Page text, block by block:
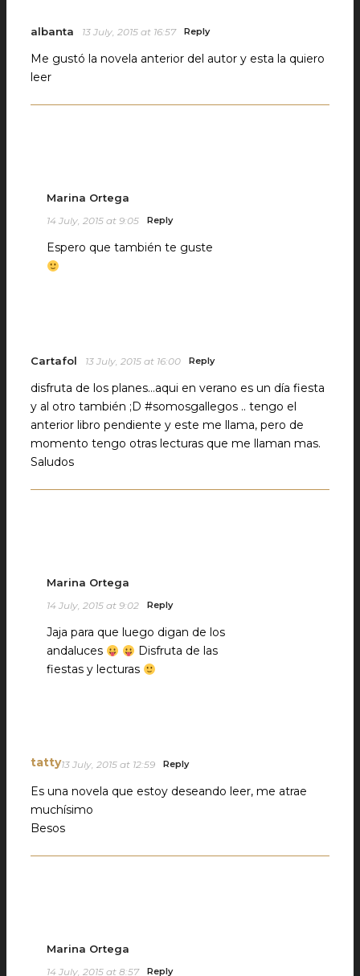
albanta 13 July, 2015 at 16:57 Reply
Me gustó la novela anterior del autor y esta la quiero
leer
Marina Ortega
14 July, 2015 at 9:05 Reply
Espero que también te guste
Cartafol 13 July, 2015 at 16:00 Reply
disfruta de los planes…aqui en verano es un día fiesta
y al otro también ;D #somosgallegos .. tengo el
anterior libro pendiente y este me llama, pero de
momento tengo otras lecturas que me llaman mas.
Saludos
Marina Ortega
14 July, 2015 at 9:02 Reply
Jaja para que luego digan de los
andaluces
Disfruta de las
fiestas y lecturas
tatty13 July, 2015 at 12:59 Reply
Es una novela que estoy deseando leer, me atrae
muchísimo
Besos
Marina Ortega
14 July, 2015 at 8:57 Reply